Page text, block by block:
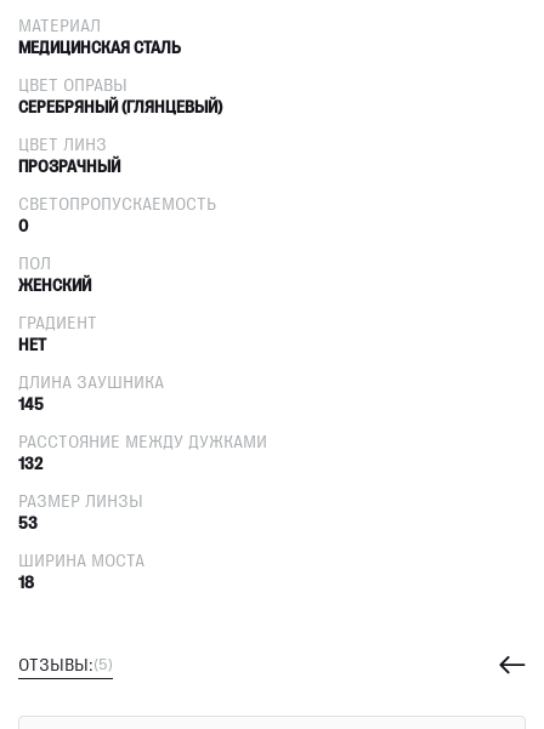
МАТЕРИАЛ
МЕДИЦИНСКАЯ СТАЛЬ
ЦВЕТ ОПРАВЫ
СЕРЕБРЯНЫЙ (ГЛЯНЦЕВЫЙ)
ЦВЕТ ЛИНЗ
ПРОЗРАЧНЫЙ
СВЕТОПРОПУСКАЕМОСТЬ
0
ПОЛ
ЖЕНСКИЙ
ГРАДИЕНТ
НЕТ
ДЛИНА ЗАУШНИКА
145
РАССТОЯНИЕ МЕЖДУ ДУЖКАМИ
132
РАЗМЕР ЛИНЗЫ
53
ШИРИНА МОСТА
18
ОТЗЫВЫ:(5)